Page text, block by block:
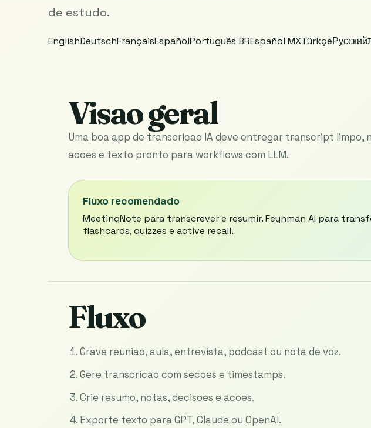
de estudo.
EnglishDeutschFrançaisEspañolPortuguês BREspañol MXTürkçeРусский
Visao geral
Uma boa app de transcricao IA deve entregar transcript limpo,
acoes e texto pronto para workflows com LLM.
Fluxo recomendado
MeetingNote para transcrever e resumir. Feynman AI para
flashcards, quizzes e active recall.
Fluxo
Grave reuniao, aula, entrevista, podcast ou nota de voz.
Gere transcricao com secoes e timestamps.
Crie resumo, notas, decisoes e acoes.
Exporte texto para GPT, Claude ou OpenAI.